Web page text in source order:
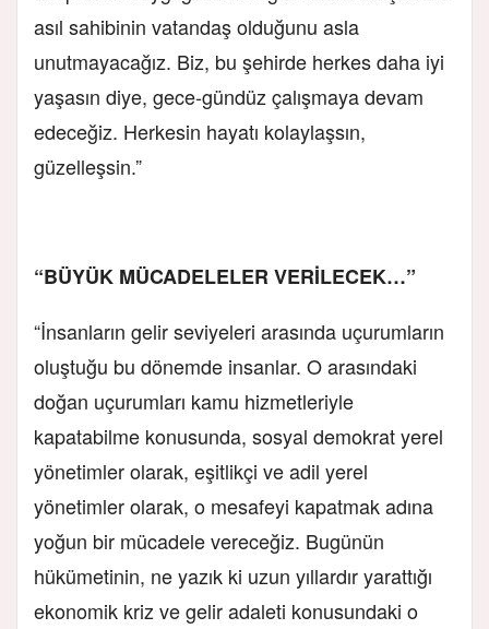
asıl sahibinin vatandaş olduğunu asla
unutmayacağız. Biz, bu şehirde herkes daha iyi
yaşasın diye, gece-gündüz çalışmaya devam
edeceğiz. Herkesin hayatı kolaylaşsın,
güzelleşsin.”
“BÜYÜK MÜCADELELER VERİLECEK…”
“İnsanların gelir seviyeleri arasında uçurumların
oluştuğu bu dönemde insanlar. O arasındaki
doğan uçurumları kamu hizmetleriyle
kapatabilme konusunda, sosyal demokrat yerel
yönetimler olarak, eşitlikçi ve adil yerel
yönetimler olarak, o mesafeyi kapatmak adına
yoğun bir mücadele vereceğiz. Bugünün
hükümetinin, ne yazık ki uzun yıllardır yarattığı
ekonomik kriz ve gelir adaleti konusundaki o